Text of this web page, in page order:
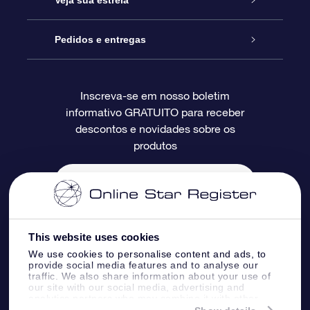
This website uses cookies
We use cookies to personalise content and ads, to
provide social media features and to analyse our
traffic. We also share information about your use of
our site with our social media, advertising and
Blog
Avaliações
Pacote de presente da OSR
O cartão de presente da OSR
Presentes corporativos
Star Register
Página estelar personalizada
Um Milhão de Estrelas
OSR Starsaver
Aplicativo RV Fly me to the stars
Pedidos e entregas
Informações de pagamento
Política de devolução
Constelações
Inscreva-se em nosso boletim
informativo GRATUITO para receber
descontos e novidades sobre os
produtos
- Laan van de Maagd